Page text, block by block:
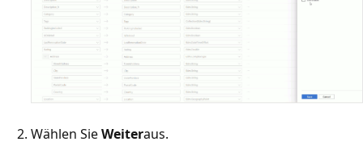
Wählen SieWeiteraus.